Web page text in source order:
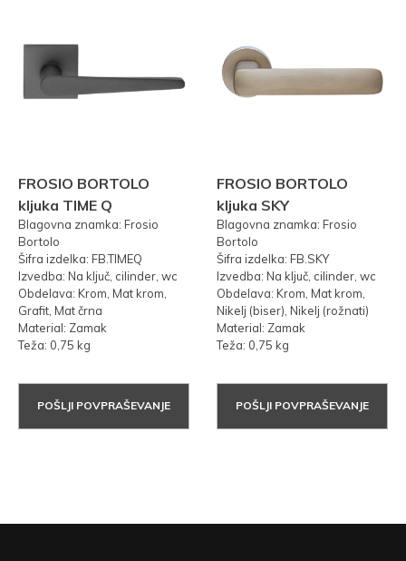
FROSIO BORTOLO
kljuka TIME Q
Blagovna znamka: Frosio
Bortolo
Šifra izdelka: FB.TIMEQ
Izvedba: Na ključ, cilinder, wc
Obdelava: Krom, Mat krom,
Grafit, Mat črna
Material: Zamak
Teža: 0,75 kg
POŠLJI POVPRAŠEVANJE
FROSIO BORTOLO
kljuka SKY
Blagovna znamka: Frosio
Bortolo
Šifra izdelka: FB.SKY
Izvedba: Na ključ, cilinder, wc
Obdelava: Krom, Mat krom,
Nikelj (biser), Nikelj (rožnati)
Material: Zamak
Teža: 0,75 kg
POŠLJI POVPRAŠEVANJE